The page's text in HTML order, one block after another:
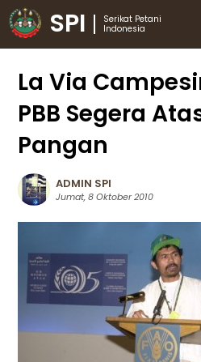
SPI
Serikat Petani
Indonesia
La Via
PBB Segera
Pangan
ADMIN SPI
Jumat, 8 Oktober 2010